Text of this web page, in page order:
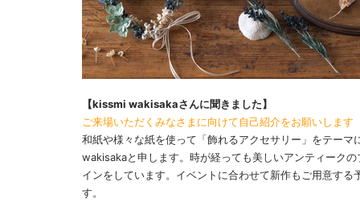
【kissmi wakisakaさんに聞きました】
ご来場いただくみなさまに向けて自己紹介をお願いします
和紙や様々な紙を使って「飾れるアクセサリー」をテー
wakisakaと申します。時が経っても美しいアンティーク
インをしています。イベントに合わせて新作もご用意す
す。